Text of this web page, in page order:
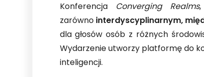
Konferencja Converging Realms
zarównointerdyscyplinarnym,
dla głosów osób z różnych
Wydarzenie utworzy platformę do
inteligencji.